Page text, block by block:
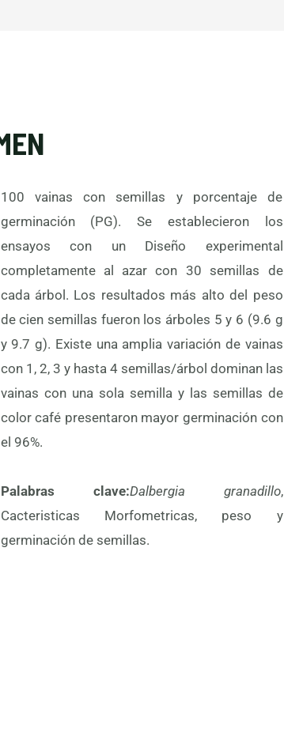
100 vainas con semillas y porcentaje de
germinación (PG). Se establecieron los
el 96%.
Palabras clave:Dalbergia granadillo,
Cacteristicas Morfometricas, peso y
germinación de semillas.